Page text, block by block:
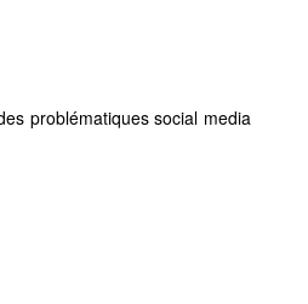
problématiques social media